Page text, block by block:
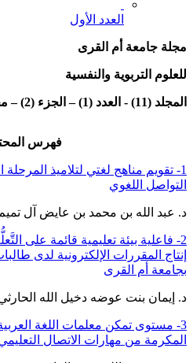
العدد الأول
مجلة جامعة أم القرى
للعلوم التربوية والنفسية
المجلد (11) - العدد (1) – الجزء (2) – محرم 1441هـ/ سبتمبر 2019
فهرس
1- تقويم مناهج لغتي لتلاميذ
التواصل اللغوي
د. عبد الله بن محمد بن عايض آل تميم
2- فاعلية بيئة تعليمية قائمة على
إنتاج المقررات الإلكترونية لدى
بجامعة أم القرى
د. إيمان بنت عوضه دخيل الله
3- مستوى تمكن معلمات اللغة
المكرمة من مهارات الاتصال